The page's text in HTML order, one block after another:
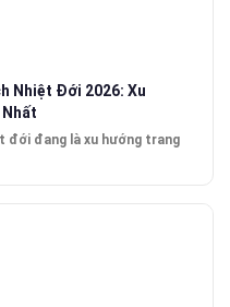
Nhiệt Đới 2026: Xu
đới đang là xu hướng trang